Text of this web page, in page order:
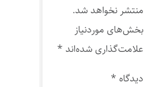
منتشر نخواهد شد.
بخش‌های موردنیاز
علامت‌گذاری شده‌اند *
دیدگاه *